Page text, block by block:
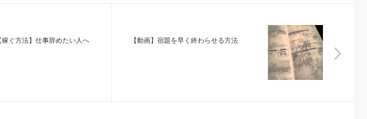
稼ぐ方法】仕事辞めたい人へ 【動画】宿題を早く終わらせる方法